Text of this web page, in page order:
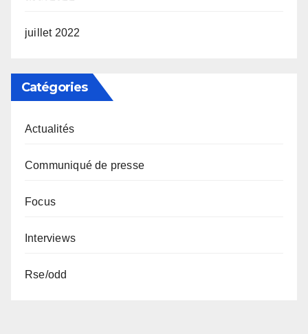
juillet 2022
Catégories
Actualités
Communiqué de presse
Focus
Interviews
Rse/odd